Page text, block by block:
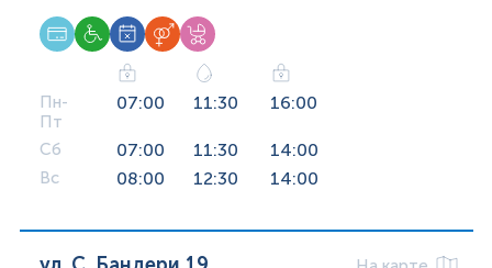
Пн-
Пт
07:00 11:30 16:00
Сб 07:00 11:30 14:00
Вс 08:00 12:30 14:00